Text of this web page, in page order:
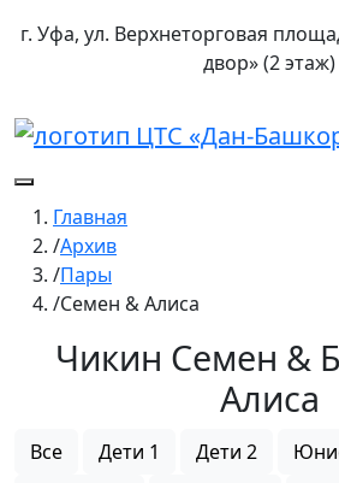
г. Уфа, ул. Верхнеторговая
двор» (2 этаж)
Главная
Архив
Пары
Семен & Алиса
Чикин Семен &
Алиса
Все Дети 1 Дети 2